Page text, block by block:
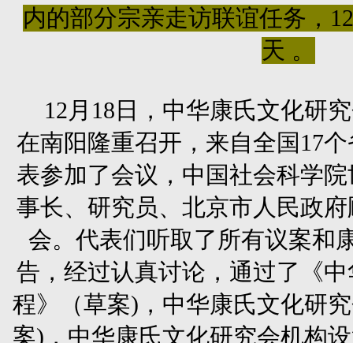
内的部分宗亲走访联谊任务，
天 。
12月18日，中华康氏文化研
在南阳隆重召开，来自全国17
表参加了会议，中国社会科学
事长、研究员、北京市人民政
会。代表们听取了所有议案和
告，经过认真讨论，通过了《
程》（草案)，中华康氏文化研
案)，中华康氏文化研究会机构